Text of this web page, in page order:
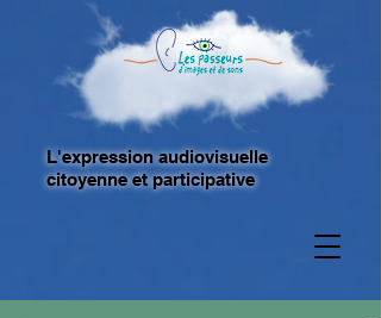
L'expression audiovisuelle
citoyenne et participative